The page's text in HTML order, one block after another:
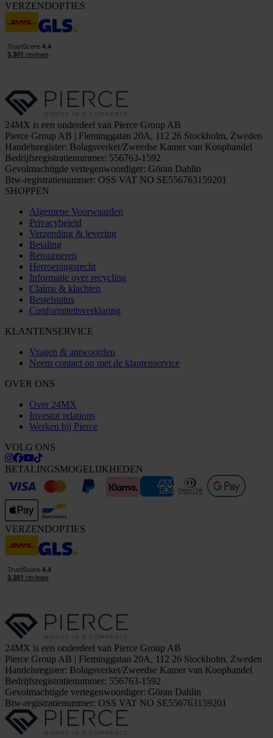
VERZENDOPTIES
24MX is een onderdeel van Pierce Group AB
Pierce Group AB | Fleminggatan 20A, 112 26 Stockholm, Zweden
Handelsregister: Bolagsverket/Zweedse Kamer van Koophandel
Bedrijfsregistratienummer: 556763-1592
Gevolmachtigde vertegenwoordiger: Göran Dahlin
Btw-registratienummer: OSS VAT NO SE556763159201
SHOPPEN
Algemene Voorwaarden
Privacybeleid
Verzending & levering
Betaling
Retourneren
Herroepingsrecht
Informatie over recycling
Claims & klachten
Bestelstatus
Conformiteitsverklaring
KLANTENSERVICE
Vragen & antwoorden
Neem contact op met de klantenservice
OVER ONS
Over 24MX
Investor relations
Werken bij Pierce
VOLG ONS
BETALINGSMOGELIJKHEDEN
VERZENDOPTIES
24MX is een onderdeel van Pierce Group AB
Pierce Group AB | Fleminggatan 20A, 112 26 Stockholm, Zweden
Handelsregister: Bolagsverket/Zweedse Kamer van Koophandel
Bedrijfsregistratienummer: 556763-1592
Gevolmachtigde vertegenwoordiger: Göran Dahlin
Btw-registratienummer: OSS VAT NO SE556763159201